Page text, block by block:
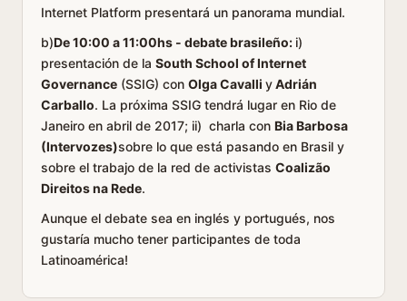
Internet Platform presentará un panorama mundial.
b)De 10:00 a 11:00hs - debate brasileño: i)
presentación de la South School of Internet
Governance (SSIG) con Olga Cavalli yAdrián
Carballo. La próxima SSIG tendrá lugar en Rio de
Janeiro en abril de 2017; ii) charla con Bia Barbosa
(Intervozes)sobre lo que está pasando en Brasil y
sobre el trabajo de la red de activistas Coalizão
Direitos na Rede.
Aunque el debate sea en inglés y portugués, nos
gustaría mucho tener participantes de toda
Latinoamérica!